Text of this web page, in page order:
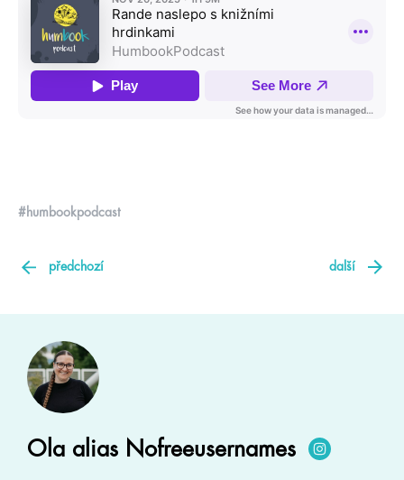
#humbookpodcast
předchozí další
Ola alias Nofreeusernames